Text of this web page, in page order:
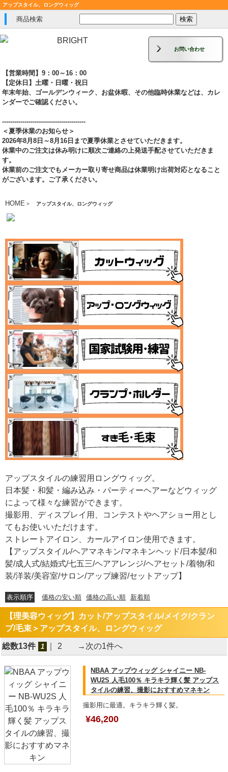
アップスタイル、ロングウィッグ
商品検索
お問い合わせ
【営業時間】9：00～16：00
【定休日】土曜・日曜・祝日
年末年始、ゴールデンウィーク、お盆休暇、その他臨時休業などは、カレ
ンダーでご確認ください。
-----------------------------------------
＜夏季休業のお知らせ＞
2026年8月8日～8月16日まで夏季休業とさせていただきます。
休業中のご注文は休み明けに順次ご連絡の上発送手配させていただきま
す。
休業前のご注文でもメーカー取り寄せ商品は休業明け出荷対応となること
がございます。ご了承ください。
HOME > アップスタイル、ロングウィッグ
アップスタイルの練習用ロングウィッグ。
日本髪・和髪・編み込み・パーティーヘアーなどウィッグ
によって様々な練習ができます。
撮影用、ディスプレイ用、コンテストやヘアショー用とし
てもお使いいただけます。
ストレートアイロン、カールアイロン使用できます。
【アップスタイル/ヘアマネキン/マネキンヘッド/日本髪/和
髪/成人式/結婚式/七五三/ヘアアレンジ/ヘアセット/着物/和
装/洋装/美容室/サロン/アップ練習/セットアップ】
表示順序 価格の安い順 価格の高い順 新着順
【理美容ウィッグ】カット/アップスタイル/メイク/クラン
プ/毛束＞アップスタイル、ロングウィッグ
総数13件 1 2 →次の1件へ
NBAA アップウィッグ シャイニー NB-
WU2S 人毛100％ キラキラ輝く髪 アップス
タイルの練習、撮影におすすめマネキン
撮影用に最適。キラキラ輝く髪。
¥46,200